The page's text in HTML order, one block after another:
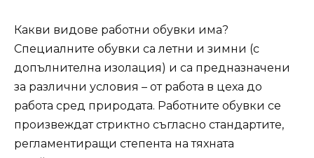
Какви видове работни обувки има?
Специалните обувки са летни и зимни (с
допълнителна изолация) и са предназначени
за различни условия – от работа в цеха до
работа сред природата. Работните обувки се
произвеждат стриктно съгласно стандартите,
регламентиращи степента на тяхната